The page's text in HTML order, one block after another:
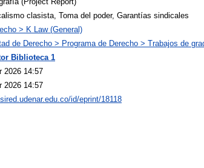
clasista, Toma del poder, Garantías sindicales
> K Law (General)
de Derecho > Programa de Derecho > Trabajos de
Biblioteca 1
2026 14:57
2026 14:57
id/eprint/18118